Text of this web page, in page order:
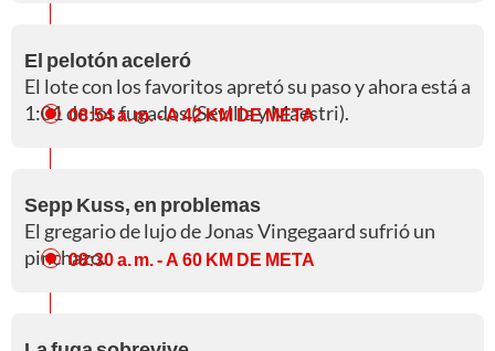
El pelotón aceleró
El lote con los favoritos apretó su paso y ahora está a
1:01 de los fugados (Sevilla y Maestri).
08:54 a. m.- A 42 KM DE META
Sepp Kuss, en problemas
El gregario de lujo de Jonas Vingegaard sufrió un
pinchazo.08:30 a. m.- A 60 KM DE META